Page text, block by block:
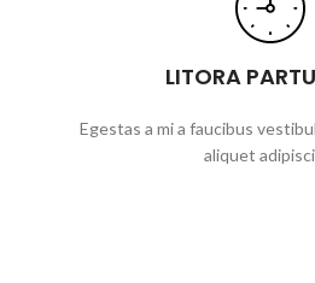
LITORA
Egestas a mi a faucibus
aliquet